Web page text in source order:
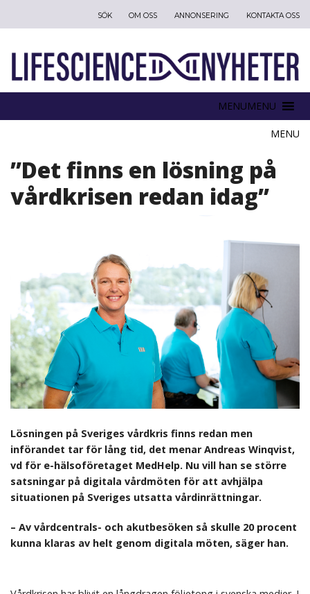
SÖK OM OSS ANNONSERING KONTAKTA OSS
MENUMENU
”Det finns en lösning på
vårdkrisen redan idag”
Lösningen på Sveriges vårdkris finns redan men
införandet tar för lång tid, det menar Andreas Winqvist,
vd för e-hälsoföretaget MedHelp. Nu vill han se större
satsningar på digitala vårdmöten för att avhjälpa
situationen på Sveriges utsatta vårdinrättningar.
– Av vårdcentrals- och akutbesöken så skulle 20 procent
kunna klaras av helt genom digitala möten, säger han.